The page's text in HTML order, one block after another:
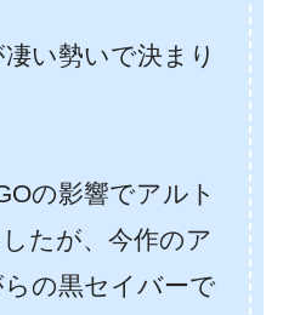
い勢いで決まり
の影響でアルト
たが、今作のア
の黒セイバーで